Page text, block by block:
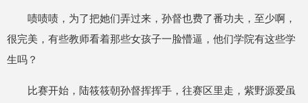
啧啧啧，为了把她们弄过来，孙督也费了番功夫，至少啊，
很完美，有些教师看着那些女孩子一脸懵逼，他们学院有这些学
生吗？
比赛开始，陆筱筱朝孙督挥挥手，往赛区里走，紫野源爱虽